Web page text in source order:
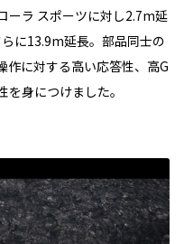
ーラ スポーツに対し2.7m延
に13.9m延長。部品同士の
作に対する高い応答性、高G
身につけました。